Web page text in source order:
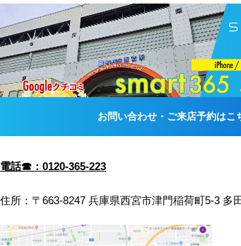
電話☎：0120-365-223
住所：〒663-8247 兵庫県西宮市津門稲荷町5-3 多